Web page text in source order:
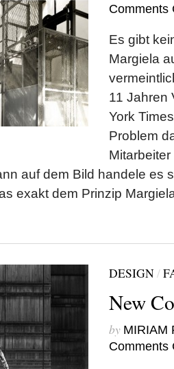
Meta
Anmelden
Beitrags-Feed (
Kommentare
WordPress.org
Comments
Es gibt
Margiela
11 Jahren
York
Problem
auf dem Bild handele es
exakt dem Prinzip
DESIGN/
New
by MIRIAM
Comments